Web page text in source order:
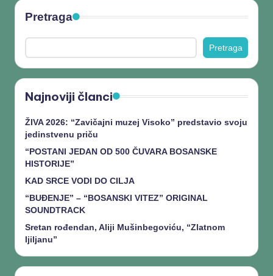
Pretraga
Pretraga
Najnoviji članci
ŽIVA 2026: “Zavičajni muzej Visoko” predstavio svoju
jedinstvenu priču
“POSTANI JEDAN OD 500 ČUVARA BOSANSKE
HISTORIJE”
KAD SRCE VODI DO CILJA
“BUĐENJE” – “BOSANSKI VITEZ” ORIGINAL
SOUNDTRACK
Sretan rođendan, Aliji Mušinbegoviću, “Zlatnom
ljiljanu”